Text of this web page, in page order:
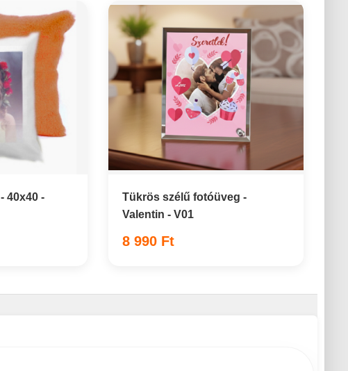
40x40 -
Tükrös szélű fotóüveg -
Valentin - V01
8 990 Ft